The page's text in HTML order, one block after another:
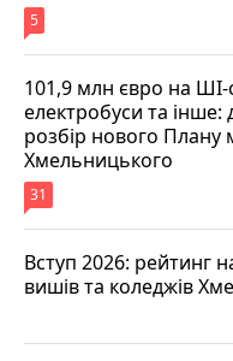
5
101,9 млн євро на ШІ-
електробуси та інше:
розбір нового Плану
Хмельницького
31
Вступ 2026: рейтинг
вишів та коледжів